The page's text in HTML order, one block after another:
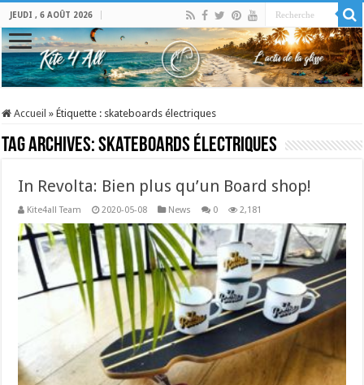
JEUDI , 6 AOÛT 2026
Accueil » Étiquette : skateboards électriques
Tag Archives:skateboards électriques
In Revolta: Bien plus qu’un Board shop!
Kite4all Team 2020-05-08 News 0 2,181